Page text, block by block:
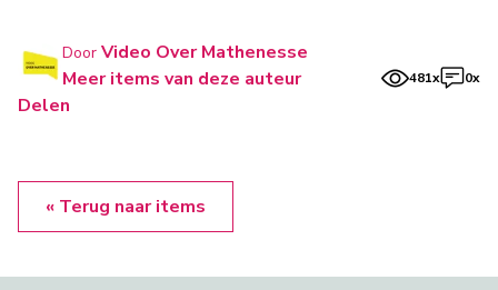
Door Video Over Mathenesse
Meer items van deze auteur
481x 0x
Delen
« Terug naar items